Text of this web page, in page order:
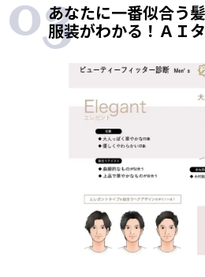
あなたに一番似合う
服装がわかる！ＡＩ